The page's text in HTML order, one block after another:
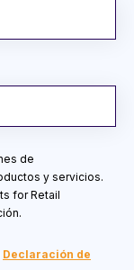
de
y servicios.
for Retail
Declaración de